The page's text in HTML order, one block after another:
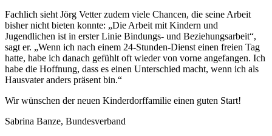
Fachlich sieht Jörg Vetter zudem viele Chancen, die seine Arbeit
bisher nicht bieten konnte: „Die Arbeit mit Kindern und
Jugendlichen ist in erster Linie Bindungs- und Beziehungsarbeit“,
sagt er. „Wenn ich nach einem 24-Stunden-Dienst einen freien Tag
hatte, habe ich danach gefühlt oft wieder von vorne angefangen. Ich
habe die Hoffnung, dass es einen Unterschied macht, wenn ich als
Hausvater anders präsent bin.“
Wir wünschen der neuen Kinderdorffamilie einen guten Start!
Sabrina Banze, Bundesverband